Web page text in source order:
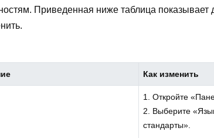
Приведенная ниже таблица показывает
Как изменить
1. Откройте
2. Выберите
стандарты».